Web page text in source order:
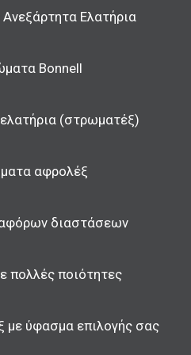
εμπιστοσύνης και
βρείτε:
Στρώματα Bonnell,
ποιότητες
,
(στρωματέξ) επίσης
με καθαρά
,επενδυμένο με
θέλετε,
Ελατήρια
Bonnell
(στρωματέξ)
αφρολέξ
διαστάσεων
πολλές ποιότητες
με ύφασμα επιλογής σας